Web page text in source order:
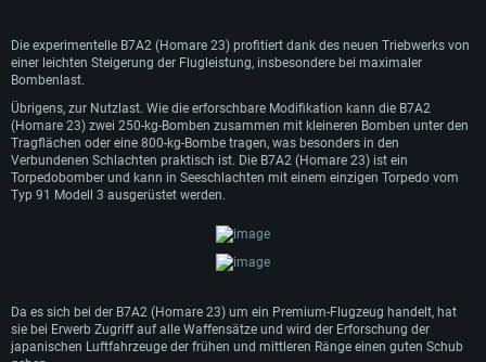
Prozessor: Dual-Core 2.2 GHz
Arbeitsspeicher: 4GB
DirectX 11 fähige Grafikkarte: AMD Radeon 77XX / NVIDIA GeForce GTX
660; die geringste Auflösung für das Spiel beträgt 720p
Netzwerk: Breitband-Internetverbindung
Festplatte: 21,5 GB (minimaler Client)
Betriebssystem: Windows 10/11 (64bit)
Arbeitsspeicher: 16 GB und mehr
DirectX 11 fähige Grafikkarte oder höher mit den neuesten Treibern: NVIDIA
GeForce GTX 1060 oder höher / AMD Radeon RX 570 oder höher
Prozessor: Intel Core i5, 2.2 GHz (Intel Xeon Prozessoren werden nicht
unterstützt)
Grafikkarte: Intel Iris Pro 5200 oder analoge AMD / Nvidia für Mac. Die
geringste Auflösung des Spiels beträgt 720p mit Metal Support
Netzwerk: Breitband-Internetverbindung
Festplatte: 21,5 GB (minimaler Client)
Betriebssystem: Mac OS Big Sur 11.0 oder neuer
Arbeitsspeicher: 8 GB
Grafikkarte: Radeon Vega II oder höher mit Metal Support
Prozessor: Dual-Core 2.4 GHz
Arbeitsspeicher: 4 GB
Grafikkarte: NVIDIA 660 mit den neuesten Treibern (nicht älter als 6
Monate) / vergleichbare AMD mit den neuesten Treibern (nicht älter als 6
Monate); die geringste Auflösung für das Spiel beträgt 720p mit Vulkan
Support
Netzwerk: Breitband-Internetverbindung
Prozessor: Intel Core i7
Arbeitsspeicher: 16 GB
Die experimentelle B7A2 (Homare 23) profitiert dank des neuen Triebwerks von
einer leichten Steigerung der Flugleistung, insbesondere bei maximaler
Bombenlast.
Übrigens, zur Nutzlast. Wie die erforschbare Modifikation kann die B7A2
(Homare 23) zwei 250-kg-Bomben zusammen mit kleineren Bomben unter den
Tragflächen oder eine 800-kg-Bombe tragen, was besonders in den
Verbundenen Schlachten praktisch ist. Die B7A2 (Homare 23) ist ein
Torpedobomber und kann in Seeschlachten mit einem einzigen Torpedo vom
Typ 91 Modell 3 ausgerüstet werden.
Da es sich bei der B7A2 (Homare 23) um ein Premium-Flugzeug handelt, hat
sie bei Erwerb Zugriff auf alle Waffensätze und wird der Erforschung der
japanischen Luftfahrzeuge der frühen und mittleren Ränge einen guten Schub